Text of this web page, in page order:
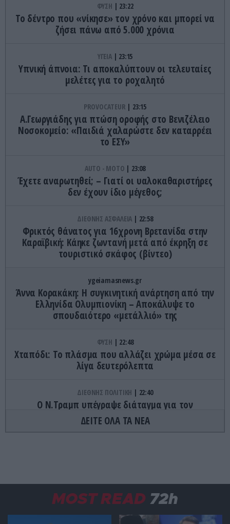
ΦΥΣΗ 23:22
Το δέντρο που «νίκησε» τον χρόνο και μπορεί να
ζήσει πάνω από 5.000 χρόνια
ΥΓΕΙΑ 23:15
Υπνική άπνοια: Τι αποκαλύπτουν οι τελευταίες
μελέτες για το ροχαλητό
PROVOCATEUR 23:15
Α.Γεωργιάδης για πτώση οροφής στο Βενιζέλειο
Νοσοκομείο: «Παιδιά χαλαρώστε δεν καταρρέει
το ΕΣΥ»
AUTO - MOTO 23:08
Έχετε αναρωτηθεί; – Γιατί οι υαλοκαθαριστήρες
δεν έχουν ίδιο μέγεθος;
ΔΙΕΘΝΗΣ ΑΣΦΑΛΕΙΑ 22:58
Φρικτός θάνατος για 16χρονη Βρετανίδα στην
Καραϊβική: Κάηκε ζωντανή μετά από έκρηξη σε
τουριστικό σκάφος (βίντεο)
ygeiamasnews.gr
Άννα Κορακάκη: Η συγκινητική ανάρτηση από την
Ελληνίδα Ολυμπιονίκη – Αποκάλυψε το
σπουδαιότερο «μετάλλιό» της
ΦΥΣΗ 22:48
Χταπόδι: Το πλάσμα που αλλάζει χρώμα μέσα σε
λίγα δευτερόλεπτα
ΔΙΕΘΝΗΣ ΠΟΛΙΤΙΚΗ 22:40
Ο Ν.Τραμπ υπέγραψε διάταγμα για τον
περιορισμό των παιδικών εμβολιασμών στις ΗΠΑ
CELEBRITIES 22:23
Μικ Τζάγκερ: Ο ξέφρενος χορός του 83χρονου
frontman των Rolling Stones σε ντίσκο (βίντεο)
ΔΕΙΤΕ ΟΛΑ ΤΑ ΝΕΑ
MOST READ 72h